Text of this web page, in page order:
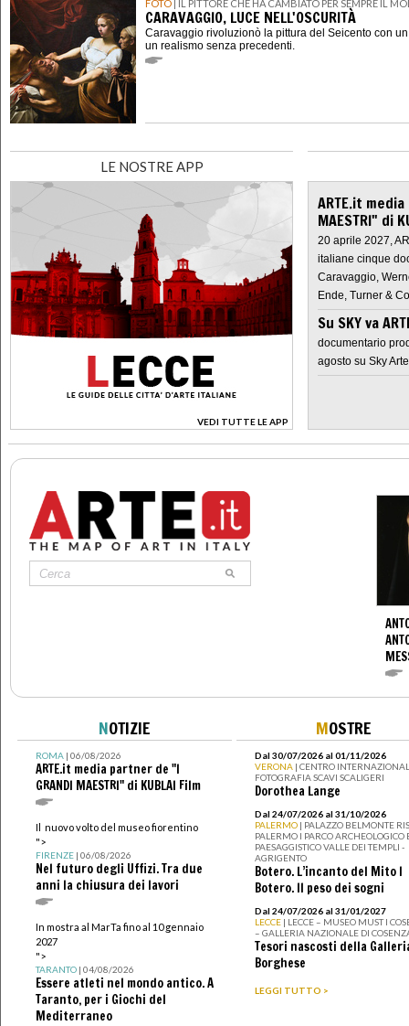
FOTO | IL PITTORE CHE HA CAMBIATO PER SEMPRE IL
CARAVAGGIO, LUCE NELL'OSCURITÀ
Caravaggio rivoluzionò la pittura del Seicento con
un realismo senza precedenti.
LE NOSTRE APP
VEDI TUTTE LE APP
>
ARTE.it
MAESTRI" di
20 aprile 2027,
italiane cinque
Caravaggio,
Ende, Turner &
Su SKY va
documentario
agosto su Sky Arte
NOTIZIE
ROMA| 06/08/2026
ARTE.it media partner de "I
GRANDI MAESTRI" di KUBLAI Film
Il nuovo volto del museo fiorentino
">
FIRENZE| 06/08/2026
Nel futuro degli Uffizi. Tra due
anni la chiusura dei lavori
In mostra al MarTa fino al 10 gennaio
2027
">
TARANTO| 04/08/2026
Essere atleti nel mondo antico. A
Taranto, per i Giochi del
Mediterraneo
MOSTRE
Dal 30/07/2026 al 01/11/2026
VERONA | CENTRO
FOTOGRAFIA SCAVI SCALIGERI
Dorothea Lange
Dal 24/07/2026 al 31/10/2026
PALERMO | PALAZZO BELMONTE
PALERMO I PARCO ARCHEOLOGICO
PAESAGGISTICO VALLE DEI TEMPLI -
AGRIGENTO
Botero. L’incanto del Mito I
Botero. Il peso dei sogni
Dal 24/07/2026 al 31/01/2027
LECCE | LECCE – MUSEO MUST I
– GALLERIA NAZIONALE DI
Tesori nascosti della
Borghese
LEGGI TUTTO >